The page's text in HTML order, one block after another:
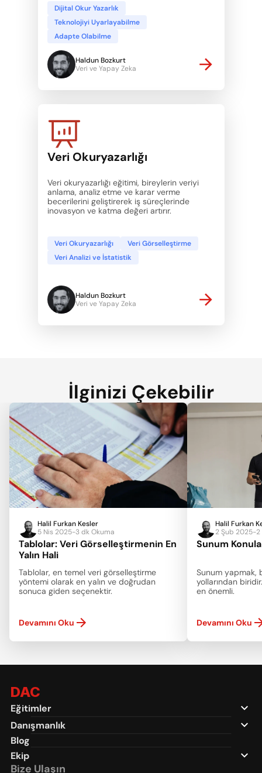
Dijital Okur Yazarlık
Teknolojiyi Uyarlayabilme
Adapte Olabilme
Haldun Bozkurt
Veri ve Yapay Zeka
Veri Okuryazarlığı
Veri okuryazarlığı eğitimi, bireylerin veriyi
anlama, analiz etme ve karar verme
becerilerini geliştirerek iş süreçlerinde
inovasyon ve katma değeri artırır.
Veri Okuryazarlığı
Veri Görselleştirme
Veri Analizi ve İstatistik
Haldun Bozkurt
Veri ve Yapay Zeka
İlginizi Çekebilir
Tablolar: Veri Görselleştirmenin En
Yalın Hali
Tablolar, en temel veri görselleştirme
yöntemi olarak en yalın ve doğrudan
sonuca giden seçenektir.
Devamını Oku
Halil Furkan Kesler
5 Nis 2025-3 dk Okuma
Sunum
Sunum yapmak,
yollarından
en önemli.
Devamını Oku
Halil Furkan
2 Şub 2025-
DAC
Eğitimler
Danışmanlık
Blog
Ekip
Bize Ulaşın